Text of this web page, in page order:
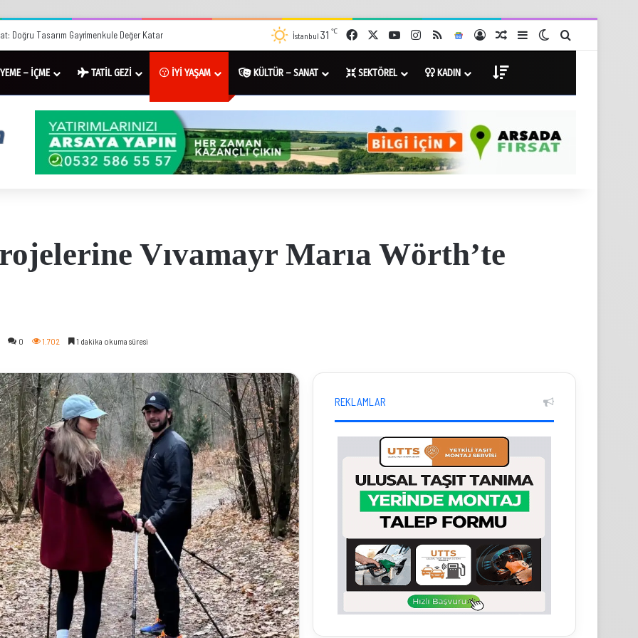
Mahallesi’nde Yurt Caddesi Tepkisi: “Cadde Yarış Pistine Döndü” İstanbul 31 ℃ FacebookYouTubeInstagram
RSS Google News
Giriş YapRastgele Haberler
Kenar BölmesiDış görünümü
YEME – İÇME TATİL GEZİ İYİ YAŞAM KÜLTÜR – SANAT SEKTÖREL KADIN
Vıvamayr Marıa Wörth’te
0 1.702 1 dakika okuma süresi
REKLAMLAR